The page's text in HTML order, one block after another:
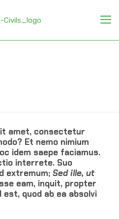
amet, consectetur
Et nemo nimium
idem saepe faciamus.
interrete.Suo
extremum; Sed ille, ut
eam, inquit, propter
est, quod ab ea absolvi